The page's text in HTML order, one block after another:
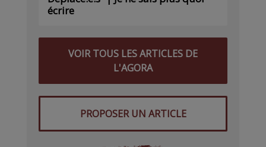
écrire
VOIR TOUS LES ARTICLES DE
L'AGORA
PROPOSER UN ARTICLE